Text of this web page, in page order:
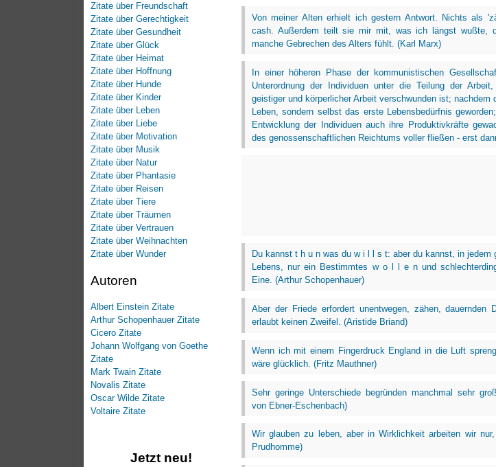
Zitate über Freundschaft
Zitate über Gerechtigkeit
Zitate über Gesundheit
Zitate über Glück
Zitate über Heimat
Zitate über Hoffnung
Zitate über Hunde
Zitate über Kinder
Zitate über Leben
Zitate über Liebe
Zitate über Motivation
Zitate über Musik
Zitate über Natur
Zitate über Phantasie
Zitate über Reisen
Zitate über Tiere
Zitate über Träumen
Zitate über Vertrauen
Zitate über Weihnachten
Zitate über Wunder
Autoren
Albert Einstein Zitate
Arthur Schopenhauer Zitate
Cicero Zitate
Johann Wolfgang von Goethe
Zitate
Mark Twain Zitate
Novalis Zitate
Oscar Wilde Zitate
Voltaire Zitate
Jetzt neu!
Von meiner Alten erhielt ich gestern Antwort. Nichts als
cash. Außerdem teilt sie mir mit, was ich längst wußte,
manche Gebrechen des Alters fühlt. (Karl Marx)
In einer höheren Phase der kommunistischen
Unterordnung der Individuen unter die Teilung der
geistiger und körperlicher Arbeit verschwunden ist; nachdem
Leben, sondern selbst das erste Lebensbedürfnis
Entwicklung der Individuen auch ihre Produktivkräfte
des genossenschaftlichen Reichtums voller fließen - erst
Du kannst t h u n was du w i l l s t: aber du kannst, in jedem
Lebens, nur ein Bestimmtes w o l l e n und
Eine. (Arthur Schopenhauer)
Aber der Friede erfordert unentwegen, zähen, dauernden
erlaubt keinen Zweifel. (Aristide Briand)
Wenn ich mit einem Fingerdruck England in die Luft
wäre glücklich. (Fritz Mauthner)
Sehr geringe Unterschiede begründen manchmal sehr
von Ebner-Eschenbach)
Wir glauben zu leben, aber in Wirklichkeit arbeiten wir
Prudhomme)